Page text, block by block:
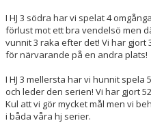
KONTAKT
I HJ 3 södra har vi spelat 4
förlust mot ett bra vendelsö men
vunnit 3 raka efter det! Vi har gjort
för närvarande på en andra plats!
I HJ 3 mellersta har vi hunnit
och leder den serien! Vi har gjort
Kul att vi gör mycket mål men vi
i båda våra hj serier.